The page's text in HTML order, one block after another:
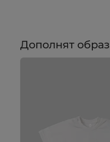
Дополнят образ